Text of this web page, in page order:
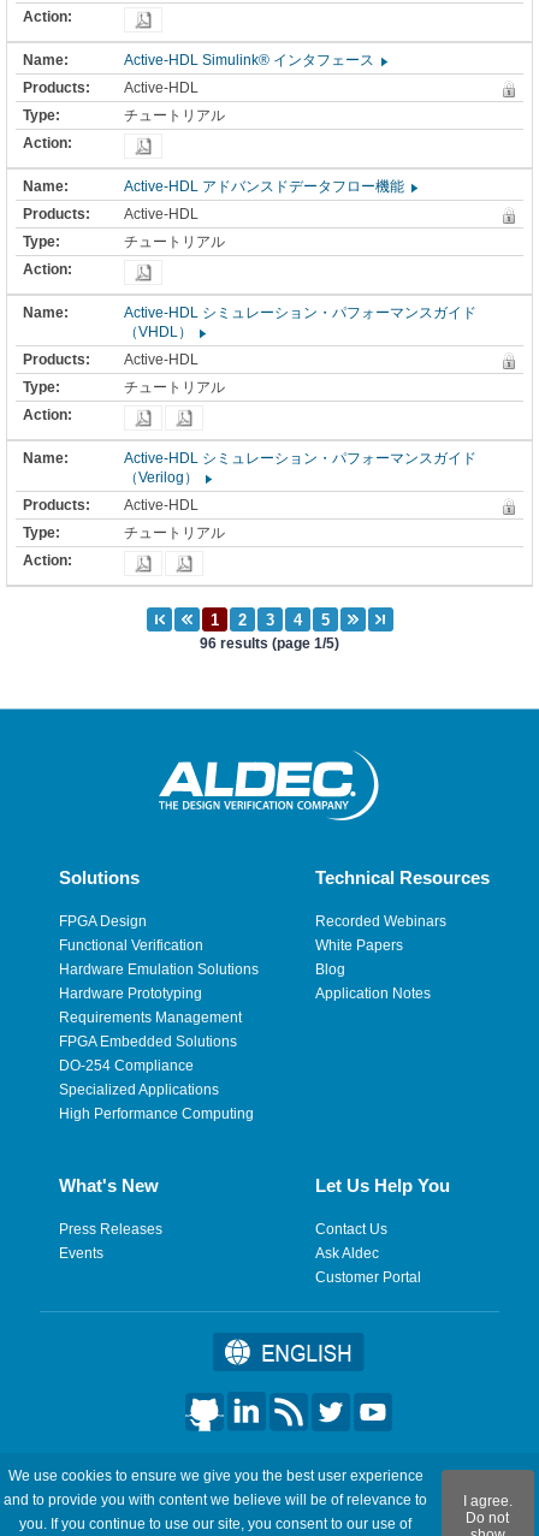
Active-HDL Simulink® インタフェース
Active-HDL
チュートリアル
Active-HDL アドバンスドデータフロー機能
Active-HDL
チュートリアル
Active-HDL シミュレーション・パフォーマンスガイド
（VHDL）
Active-HDL
チュートリアル
Active-HDL シミュレーション・パフォーマンスガイド
（Verilog）
Active-HDL
チュートリアル
96 results (page 1/5)
Solutions
FPGA Design
Functional Verification
Hardware Emulation Solutions
Hardware Prototyping
Requirements Management
FPGA Embedded Solutions
DO-254 Compliance
Specialized Applications
High Performance Computing
Technical Resources
Recorded Webinars
White Papers
Blog
Application Notes
What's New
Press Releases
Events
Let Us Help You
Contact Us
Ask Aldec
Customer Portal
©2026 Aldec, Inc. All Rights Reserved.
Legal | Privacy | Site Map | RSS Feeds | フィードバックを送
We use cookies to ensure we give you the best user experience
and to provide you with content we believe will be of relevance to
you. If you continue to use our site, you consent to our use of
I agree.
Do not